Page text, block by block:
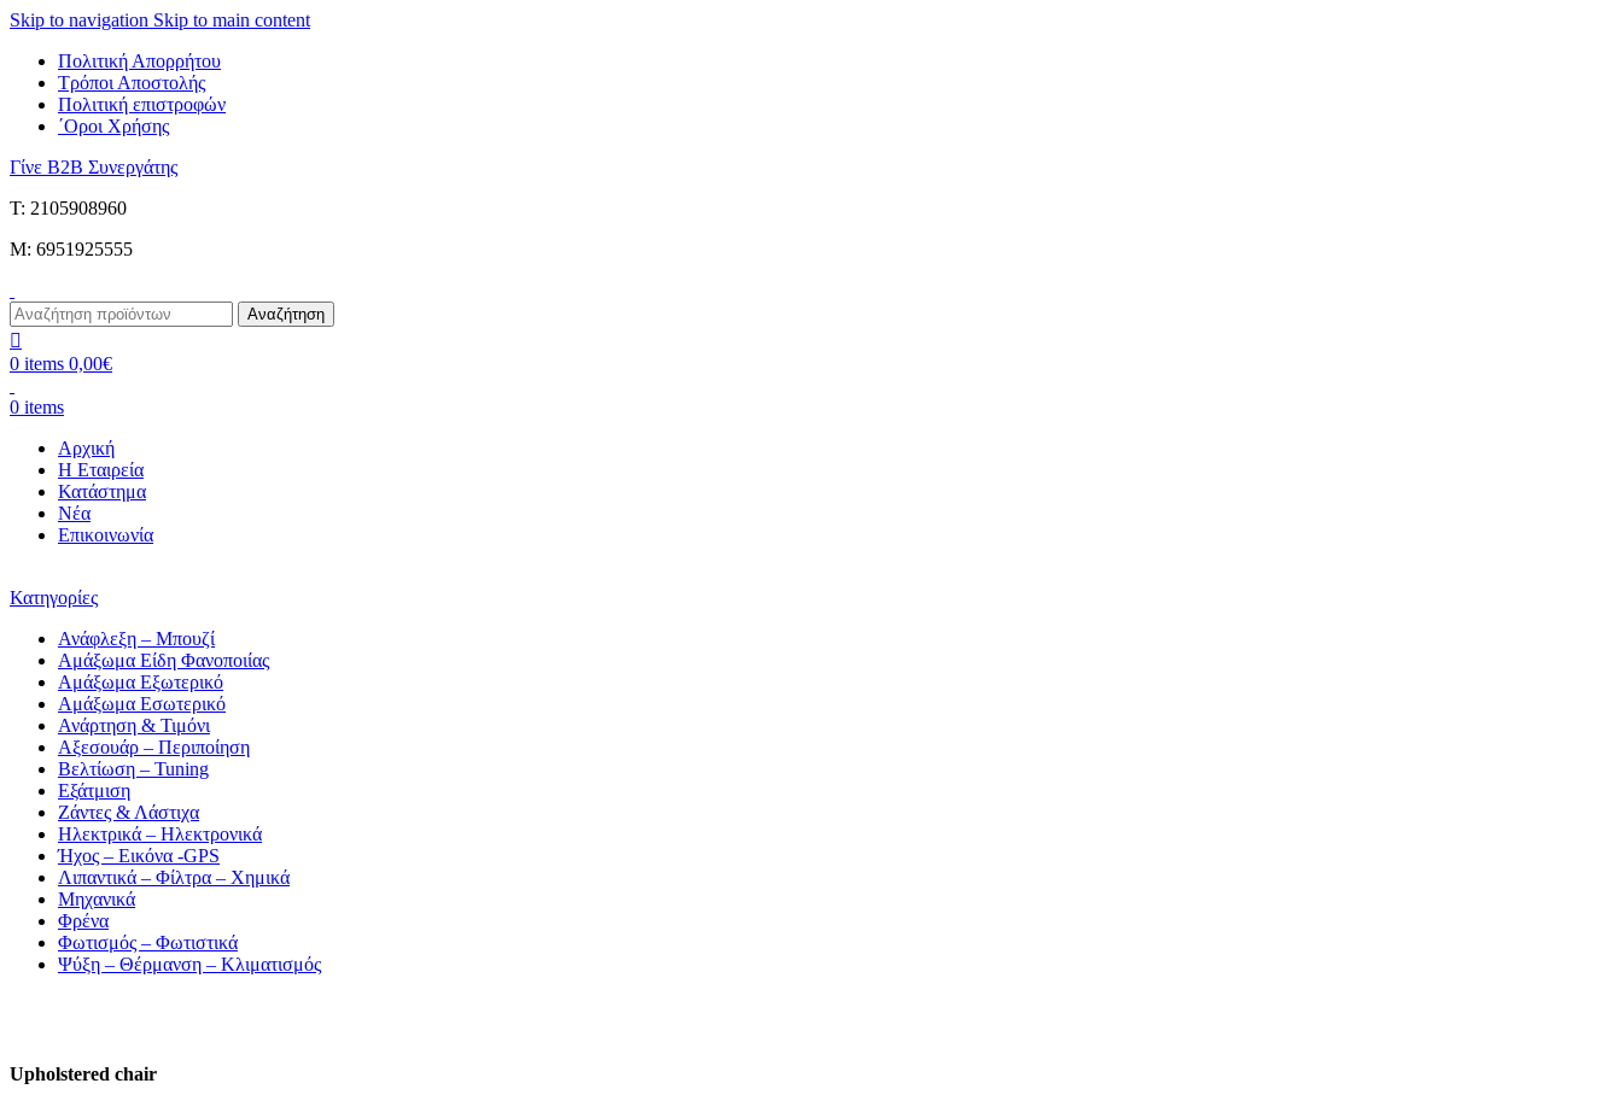
Skip to navigation Skip to main content
Πολιτική Απορρήτου
Τρόποι Αποστολής
Πολιτική επιστροφών
΄Οροι Χρήσης
Γίνε B2B Συνεργάτης
Τ: 2105908960
M: 6951925555
Αναζήτηση
0 items 0,00€
0 items
Αρχική
Η Εταιρεία
Κατάστημα
Νέα
Επικοινωνία
Κατηγορίες
Ανάφλεξη – Μπουζί
Αμάξωμα Είδη Φανοποιίας
Αμάξωμα Εξωτερικό
Αμάξωμα Εσωτερικό
Ανάρτηση & Τιμόνι
Αξεσουάρ – Περιποίηση
Βελτίωση – Tuning
Εξάτμιση
Ζάντες & Λάστιχα
Ηλεκτρικά – Ηλεκτρονικά
Ήχος – Εικόνα -GPS
Λιπαντικά – Φίλτρα – Χημικά
Μηχανικά
Φρένα
Φωτισμός – Φωτιστικά
Ψύξη – Θέρμανση – Κλιματισμός
Upholstered chair